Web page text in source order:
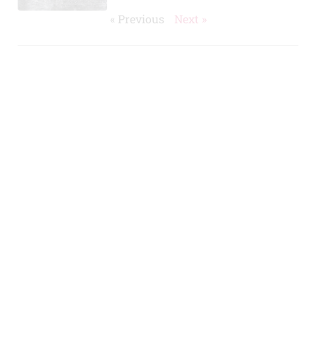
« Previous Next »